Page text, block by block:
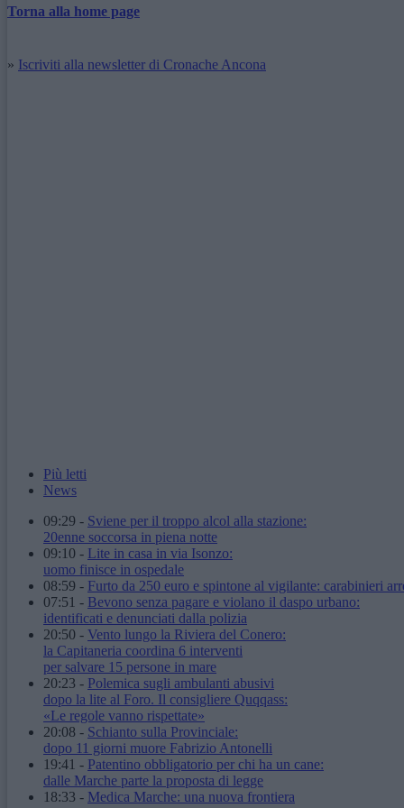
Torna alla home page
» Iscriviti alla newsletter di Cronache Ancona
Più letti
News
09:29 - Sviene per il troppo alcol alla stazione:
20enne soccorsa in piena notte
09:10 - Lite in casa in via Isonzo:
uomo finisce in ospedale
08:59 - Furto da 250 euro e spintone al vigilante: carabinieri
07:51 - Bevono senza pagare e violano il daspo urbano:
identificati e denunciati dalla polizia
20:50 - Vento lungo la Riviera del Conero:
la Capitaneria coordina 6 interventi
per salvare 15 persone in mare
20:23 - Polemica sugli ambulanti abusivi
dopo la lite al Foro. Il consigliere Quqqass:
«Le regole vanno rispettate»
20:08 - Schianto sulla Provinciale:
dopo 11 giorni muore Fabrizio Antonelli
19:41 - Patentino obbligatorio per chi ha un cane:
dalle Marche parte la proposta di legge
18:33 - Medica Marche: una nuova frontiera